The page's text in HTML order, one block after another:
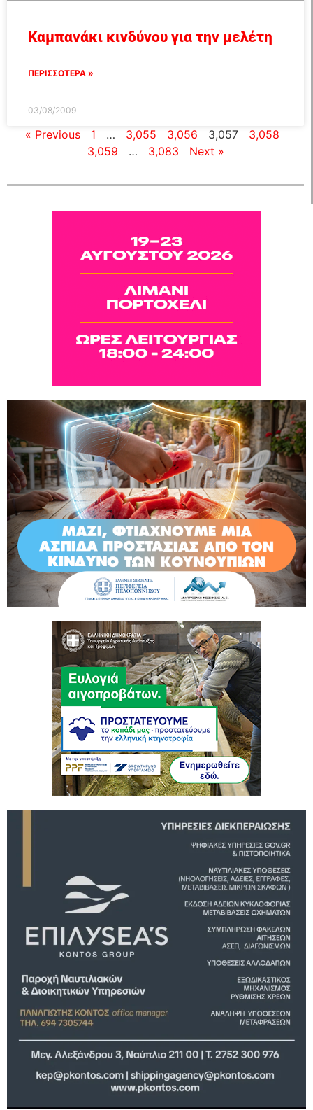
Καμπανάκι κινδύνου για την μελέτη
ΠΕΡΙΣΣΟΤΕΡΑ »
03/08/2009
« Previous 1 … 3,055 3,056 3,057
3,058
3,059
… 3,083 Next »